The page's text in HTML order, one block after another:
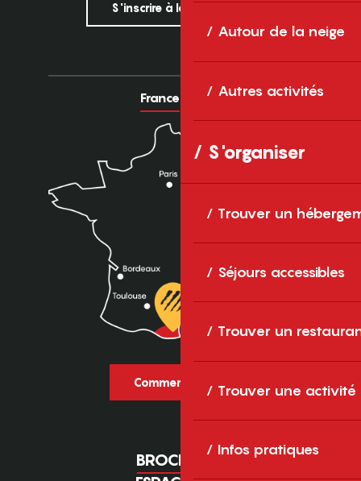
Autour de la neige
Autres activités
S'organiser
Trouver un
Séjours accessibles
Trouver un
Trouver une activité
Infos pratiques
S'inscrire à la newsletter
France Europe
Comment venir ?
BROCHURES